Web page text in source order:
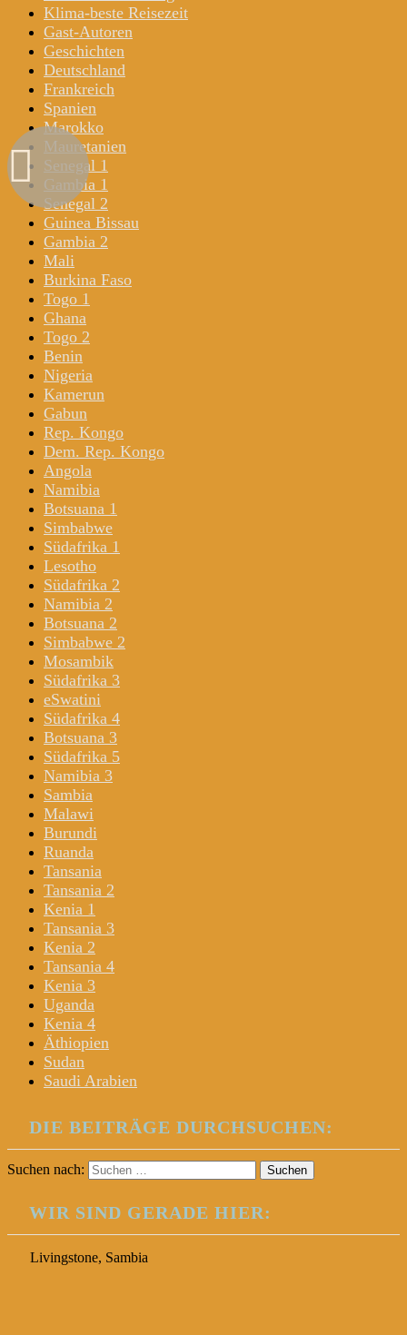
Klima-beste Reisezeit
Gast-Autoren
Geschichten
Deutschland
Frankreich
Spanien
Marokko
Mauretanien
Senegal 1
Gambia 1
Senegal 2
Guinea Bissau
Gambia 2
Mali
Burkina Faso
Togo 1
Ghana
Togo 2
Benin
Nigeria
Kamerun
Gabun
Rep. Kongo
Dem. Rep. Kongo
Angola
Namibia
Botsuana 1
Simbabwe
Südafrika 1
Lesotho
Südafrika 2
Namibia 2
Botsuana 2
Simbabwe 2
Mosambik
Südafrika 3
eSwatini
Südafrika 4
Botsuana 3
Südafrika 5
Namibia 3
Sambia
Malawi
Burundi
Ruanda
Tansania
Tansania 2
Kenia 1
Tansania 3
Kenia 2
Tansania 4
Kenia 3
Uganda
Kenia 4
Äthiopien
Sudan
Saudi Arabien
DIE BEITRÄGE DURCHSUCHEN:
Suchen nach:
WIR SIND GERADE HIER:
Livingstone, Sambia